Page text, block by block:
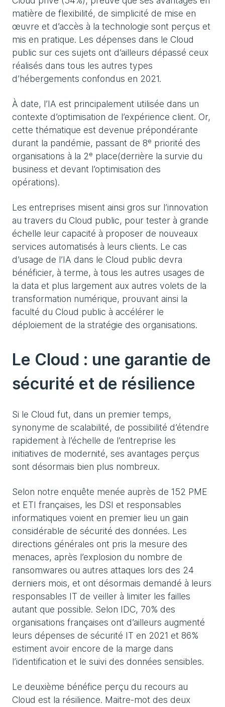
matière de flexibilité, de simplicité de mise en
œuvre et d’accès à la technologie sont perçus et
mis en pratique. Les dépenses dans le Cloud
public sur ces sujets ont d’ailleurs dépassé ceux
réalisés dans tous les autres types
d’hébergements confondus en 2021.
À date, l’IA est principalement utilisée dans un
contexte d’optimisation de l’expérience client. Or,
cette thématique est devenue prépondérante
durant la pandémie, passant de 8ᵉ priorité des
organisations à la 2ᵉ place(derrière la survie du
business et devant l’optimisation des
opérations).
Les entreprises misent ainsi gros sur l’innovation
au travers du Cloud public, pour tester à grande
échelle leur capacité à proposer de nouveaux
services automatisés à leurs clients. Le cas
d’usage de l’IA dans le Cloud public devra
bénéficier, à terme, à tous les autres usages de
la data et plus largement aux autres volets de la
transformation numérique, prouvant ainsi la
faculté du Cloud public à accélérer le
déploiement de la stratégie des organisations.
Le Cloud : une garantie de
sécurité et de résilience
Si le Cloud fut, dans un premier temps,
synonyme de scalabilité, de possibilité d’étendre
rapidement à l’échelle de l’entreprise les
initiatives de modernité, ses avantages perçus
sont désormais bien plus nombreux.
Selon notre enquête menée auprès de 152 PME
et ETI françaises, les DSI et responsables
informatiques voient en premier lieu un gain
considérable de sécurité des données. Les
directions générales ont pris la mesure des
menaces, après l’explosion du nombre de
ransomwares ou autres attaques lors des 24
derniers mois, et ont désormais demandé à leurs
responsables IT de veiller à limiter les failles
autant que possible. Selon IDC, 70% des
organisations françaises ont d’ailleurs augmenté
leurs dépenses de sécurité IT en 2021 et 86%
estiment avoir encore de la marge dans
l’identification et le suivi des données sensibles.
Le deuxième bénéfice perçu du recours au
Cloud est la résilience. Maitre-mot des deux